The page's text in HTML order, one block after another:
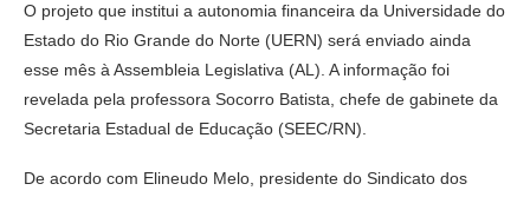
O projeto que institui a autonomia financeira da Universidade do
Estado do Rio Grande do Norte (UERN) será enviado ainda
esse mês à Assembleia Legislativa (AL). A informação foi
revelada pela professora Socorro Batista, chefe de gabinete da
Secretaria Estadual de Educação (SEEC/RN).
De acordo com Elineudo Melo, presidente do Sindicato dos